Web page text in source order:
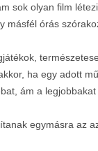
sok olyan film
másfél órás
ha egy adott
ám a legjobbakat
egymásra az